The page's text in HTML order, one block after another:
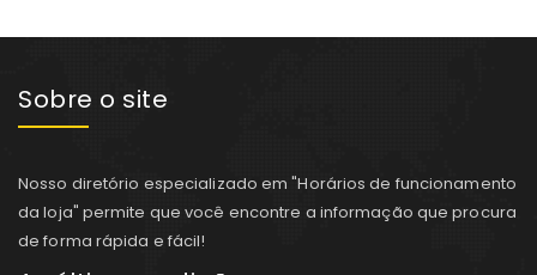
Sobre o site
Nosso diretório especializado em "Horários de funcionamento
da loja" permite que você encontre a informação que procura
de forma rápida e fácil!